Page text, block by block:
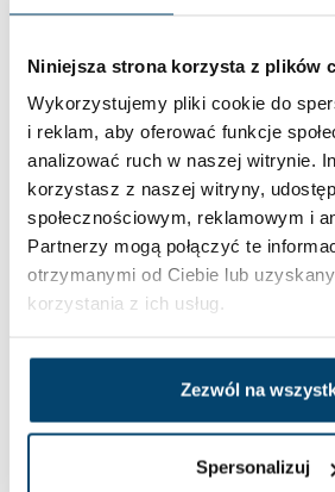
Niniejsza strona korzysta z plików
Wykorzystujemy pliki cookie do
i reklam, aby oferować funkcje
analizować ruch w naszej witrynie.
korzystasz z naszej witryny,
społecznościowym, reklamowym i
Partnerzy mogą połączyć te
otrzymanymi od Ciebie lub
korzystania z ich usług.
Zezwól na
Spersonalizuj
Przekazane przez Państwa dane
przez Współadministratorów Filmowy
Bochenka 10/100, 30-693 Kraków NIP 817-
siedzibą w Krakowie (30-898), ul. Zalipki 16,